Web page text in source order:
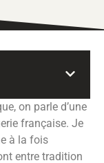
on parle d’une
française. Je
à la fois
entre tradition